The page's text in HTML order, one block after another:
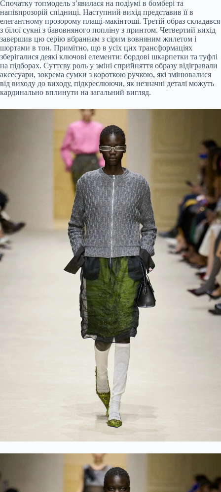
Спочатку топмодель з’явилася на подіумі в бомбері та
напівпрозорій спідниці. Наступний вихід представив її в
елегантному прозорому плащі-макінтоші. Третій образ складався
з білої сукні з бавовняного попліну з принтом. Четвертий вихід
завершив цю серію вбранням з сірим вовняним жилетом і
шортами в тон. Примітно, що в усіх цих трансформаціях
зберігалися деякі ключові елементи: бордові шкарпетки та туфлі
на підборах. Суттєву роль у зміні сприйняття образу відігравали
аксесуари, зокрема сумки з короткою ручкою, які змінювалися
від виходу до виходу, підкреслюючи, як незначні деталі можуть
кардинально вплинути на загальний вигляд.